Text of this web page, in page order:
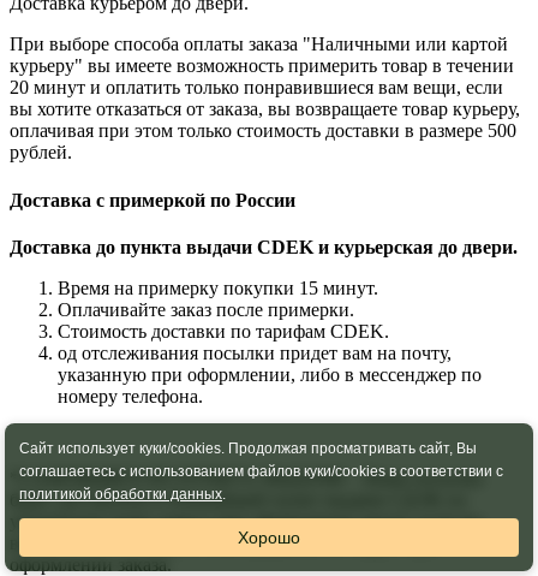
При выборе способа оплаты заказа "Наличными или картой
курьеру" вы имеете возможность примерить товар в течении
20 минут и оплатить только понравившиеся вам вещи, если
вы хотите отказаться от заказа, вы возвращаете товар курьеру,
оплачивая при этом только стоимость доставки в размере 500
рублей.
Доставка с примеркой по России
Доставка до пункта выдачи CDEK и курьерская до двери.
Время на примерку покупки 15 минут.
Оплачивайте заказ после примерки.
Стоимость доставки по тарифам CDEK.
од отслеживания посылки придет вам на почту,
указанную при оформлении, либо в мессенджер по
номеру телефона.
*САМОВЫВОЗ ИЗ ПУНКТА ВЫДАЧИ – Ваша посылка
будет доставлена в ближайший пункт выдачи СДЭК по
указанному вами адресу при оформлении заказа, если вы
выбрали пункт выдачи сами, укажите его адрес при
оформлении заказа.
Сайт использует куки/cookies. Продолжая просматривать сайт, Вы
соглашаетесь с использованием файлов куки/cookies в соответствии с
политикой обработки данных.
Хорошо